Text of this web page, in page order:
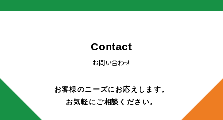
Contact
お問い合わせ
お客様のニーズにお応えします。
お気軽にご相談ください。